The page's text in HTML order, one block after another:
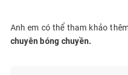
Anh em có thể tham khảo
chuyên bóng chuyền.